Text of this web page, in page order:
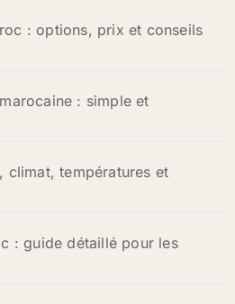
: options, prix et conseils
: simple et
climat, températures et
: guide détaillé pour les